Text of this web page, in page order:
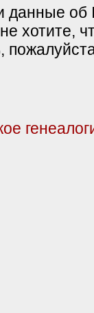
данные об
хотите,